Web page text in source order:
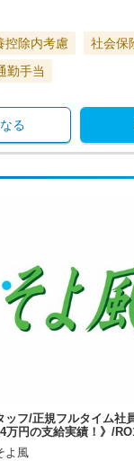
控除内考慮
社会保
勤手当
る
ッフ/正規フルタイム社
万円の支給実績！》/
よ風